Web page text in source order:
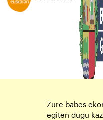
Zure babes
egiten dugu